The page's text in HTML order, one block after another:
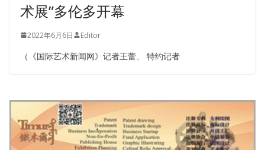
术展”多伦多开幕
2022年6月6日 Editor
（《国际艺术新闻网》记者王蕾、 特约记者